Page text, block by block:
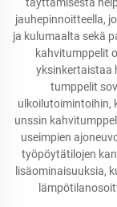
jauhepinnoitteella,
ja kulumaalta sekä
kahvitumppelit
yksinkertaistaa
tumppelit
ulkoilutoimintoihin,
unssin
useimpien
työpöytätilojen
lisäominaisuuksia,